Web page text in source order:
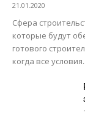
21.01.2020
Сфера
которые будут
готового
когда все